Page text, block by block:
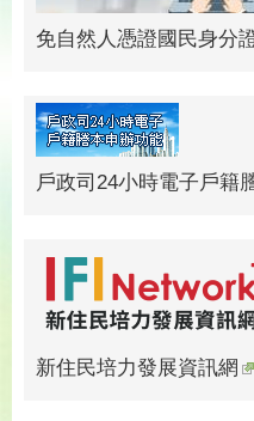
免自然人憑證國民身分
戶政司24小時電子戶籍
新住民培力發展資訊網